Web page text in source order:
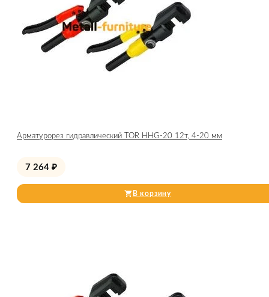
Арматурорез гидравлический TOR HHG-20 12т, 4-20 мм
7 264 ₽
В корзину